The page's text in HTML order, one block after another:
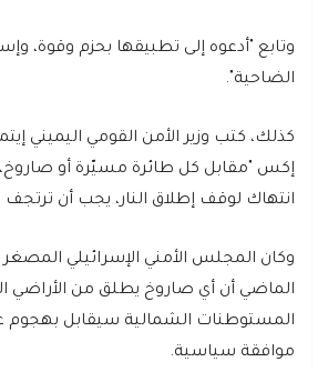
وتابع "أدعوه إلى تطبيقها بحزم وقوة،
الضاحية".
كذلك، كتب وزير الأمن القومي اليميني
إكس "مقابل كل طائرة مسيّرة أو
انتهاك لوقف إطلاق النار، يجب أن ترتجف
وكان المجلس الأمني الإسرائيلي المصغر
الماضي أن أي صاروخ يطلق من الأراضي
المستوطنات الشمالية سيقابل بهجوم
موافقة سياسية.